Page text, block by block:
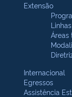
Extensão
Áreas
Internacional
Egressos
Assistência